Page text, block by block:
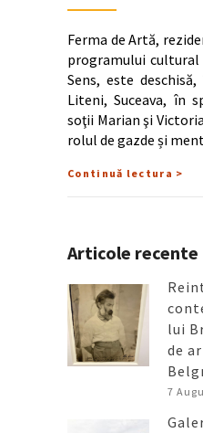
Ferma de Artă,
programului cultural
Sens, este
Liteni, Suceava, în
soţii Marian şi
rolul de gazde și
Continuă lectura >
Articole recente
lui
de
7